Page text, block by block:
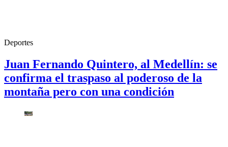
Deportes
Juan Fernando Quintero, al Medellín: se
confirma el traspaso al poderoso de la
montaña pero con una condición